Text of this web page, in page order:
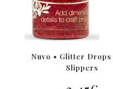
Nuvo • Glitter Drops
Slippers